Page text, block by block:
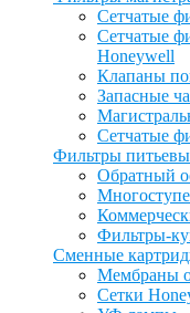
Сетчатые
Сетчатые
Honeywell
Клапаны
Запасные
Сетчатые
Фильтры
Обратный
Фильтры-
Сменные
Мембраны
Сетки